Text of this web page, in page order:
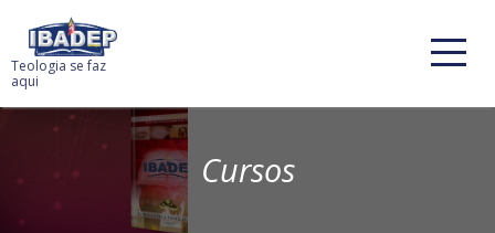
Teologia se faz
aqui
Cursos